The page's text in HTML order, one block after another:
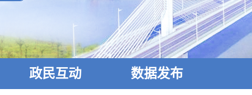
政民互动 数据发布